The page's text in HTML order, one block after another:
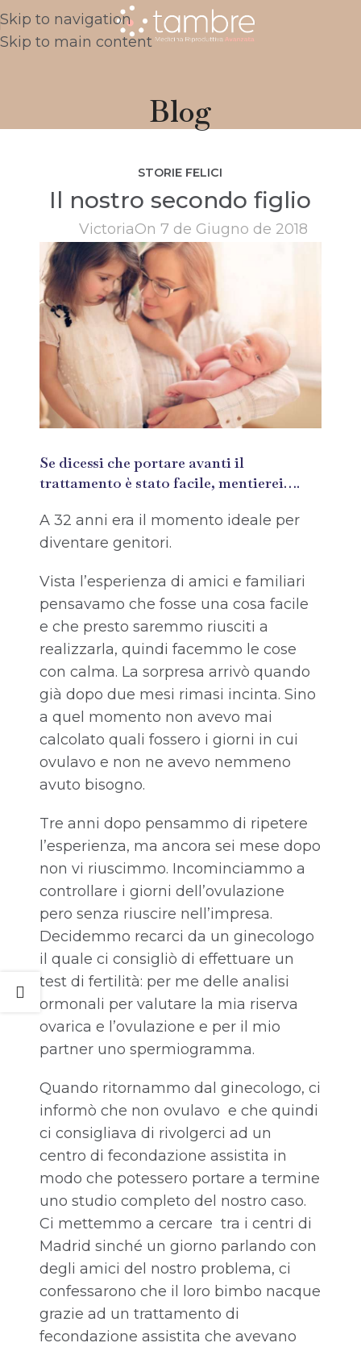
Skip to navigation
Skip to main content
Blog
STORIE FELICI
Il nostro secondo figlio
VictoriaOn 7 de Giugno de 2018
Se dicessi che portare avanti il
trattamento è stato facile, mentierei….
A 32 anni era il momento ideale per
diventare genitori.
Vista l’esperienza di amici e familiari
pensavamo che fosse una cosa facile
e che presto saremmo riusciti a
realizzarla, quindi facemmo le cose
con calma. La sorpresa arrivò quando
già dopo due mesi rimasi incinta. Sino
a quel momento non avevo mai
calcolato quali fossero i giorni in cui
ovulavo e non ne avevo nemmeno
avuto bisogno.
Tre anni dopo pensammo di ripetere
l’esperienza, ma ancora sei mese dopo
non vi riuscimmo. Incominciammo a
controllare i giorni dell’ovulazione
pero senza riuscire nell’impresa.
Decidemmo recarci da un ginecologo
il quale ci consigliò di effettuare un
test di fertilità: per me delle analisi
ormonali per valutare la mia riserva
ovarica e l’ovulazione e per il mio
partner uno spermiogramma.
Quando ritornammo dal ginecologo, ci
informò che non ovulavo e che quindi
ci consigliava di rivolgerci ad un
centro di fecondazione assistita in
modo che potessero portare a termine
uno studio completo del nostro caso.
Ci mettemmo a cercare tra i centri di
Madrid sinché un giorno parlando con
degli amici del nostro problema, ci
confessarono che il loro bimbo nacque
grazie ad un trattamento di
fecondazione assistita che avevano